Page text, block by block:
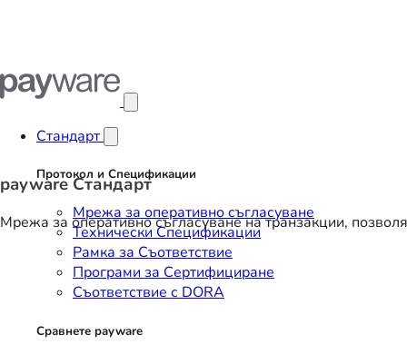
Стандарт
Протокол и Спецификации
Мрежа за оперативно съгласуване
Технически Спецификации
Рамка за Съответствие
Програми за Сертифициране
Съответствие с DORA
Сравнете payware
payware Стандарт
Мрежа за оперативно съгласуване на транзакции,